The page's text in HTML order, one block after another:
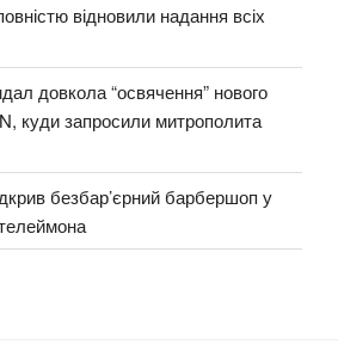
відновили надання всіх
довкола “освячення” нового
куди запросили митрополита
безбар’єрний барбершоп у